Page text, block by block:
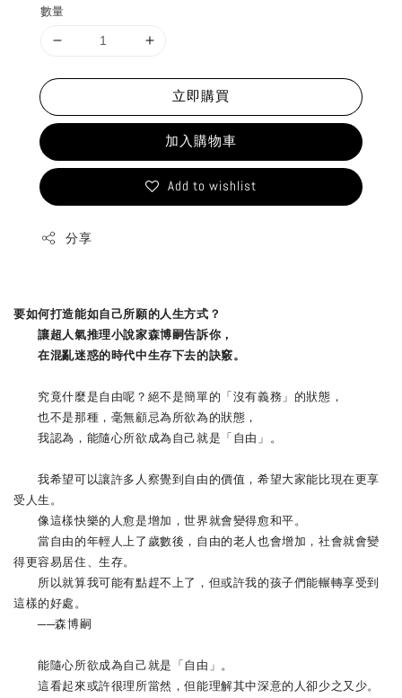
數量
立即購買
加入購物車
Add to wishlist
分享
要如何打造能如自己所願的人生方式？
讓超人氣推理小說家森博嗣告訴你，
在混亂迷惑的時代中生存下去的訣竅。
究竟什麼是自由呢？絕不是簡單的「沒有義務」的狀態，
也不是那種，毫無顧忌為所欲為的狀態，
我認為，能隨心所欲成為自己就是「自由」。
我希望可以讓許多人察覺到自由的價值，希望大家能比現在更享
受人生。
像這樣快樂的人愈是增加，世界就會變得愈和平。
當自由的年輕人上了歲數後，自由的老人也會增加，社會就會變
得更容易居住、生存。
所以就算我可能有點趕不上了，但或許我的孩子們能輾轉享受到
這樣的好處。
──森博嗣
能隨心所欲成為自己就是「自由」。
這看起來或許很理所當然，但能理解其中深意的人卻少之又少。